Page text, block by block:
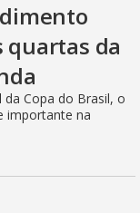
da
Copa do Brasil, o
importante na